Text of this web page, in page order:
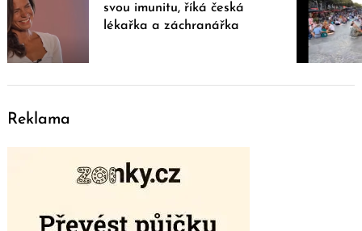
svou imunitu, říká česká
lékařka a záchranářka
Reklama